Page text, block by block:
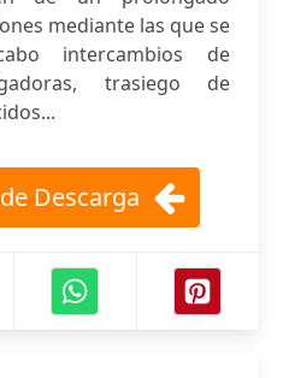
mediante las que se
intercambios de
trasiego de
Descarga